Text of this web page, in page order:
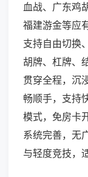
血战、广东鸡
福建游金等应
支持自由切换
胡牌、杠牌、
贯穿全程，沉
畅顺手，支持
模式，免房卡
系统完善，无
与轻度竞技，